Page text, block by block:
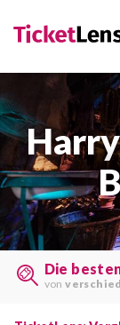
Last
auf vielen